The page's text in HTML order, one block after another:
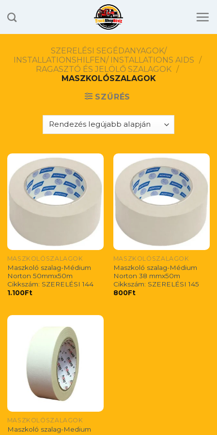
to
SZERELÉSI SEGÉDANYAGOK/
INSTALLATIONSHILFEN/ INSTALLATIONS AIDS /
RAGASZTÓ ÉS JELÖLŐ SZALAGOK /
MASZKOLÓSZALAGOK
SZŰRÉS
MASZKOLÓSZALAGOK
Maszkoló szalag-Médium
Norton 50mmx50m
Cikkszám: SZERELÉSI 144
1.100Ft
MASZKOLÓSZALAGOK
Maszkoló szalag-Médium
Norton 38 mmx50m
Cikkszám: SZERELÉSI 145
800Ft
MASZKOLÓSZALAGOK
Maszkoló szalag-Medium